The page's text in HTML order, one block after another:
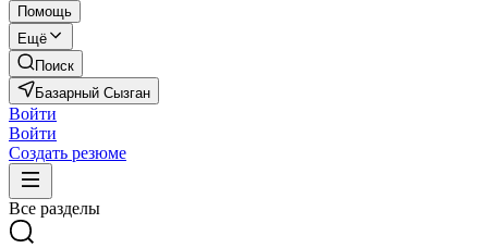
Помощь
Ещё
Поиск
Базарный Сызган
Войти
Войти
Создать резюме
Все разделы